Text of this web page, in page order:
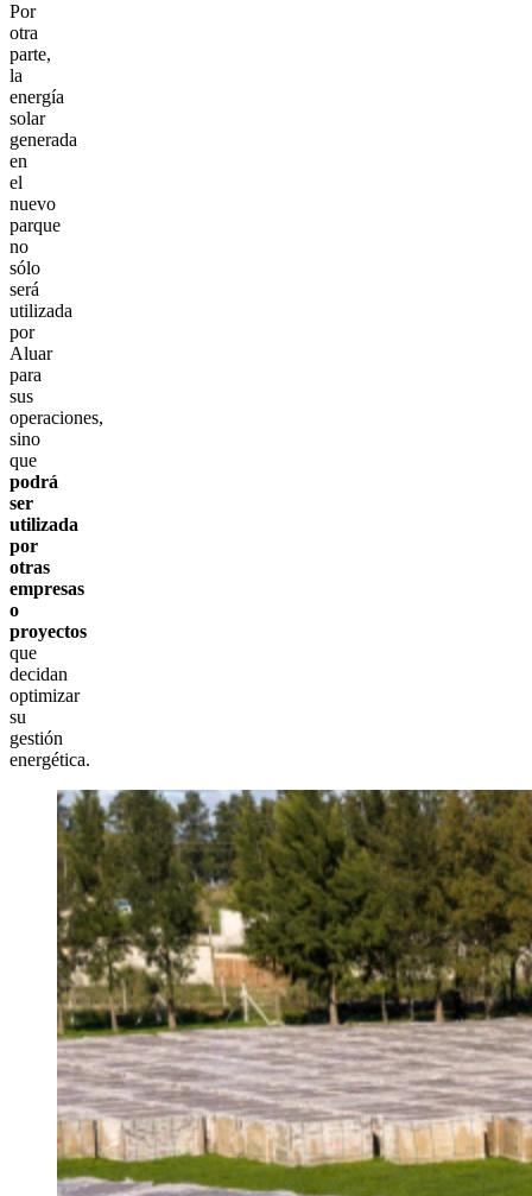
Por
otra
parte,
la
energía
solar
generada
en
el
nuevo
parque
no
sólo
será
utilizada
por
Aluar
para
sus
operaciones,
sino
que
podrá
ser
utilizada
por
otras
empresas
o
proyectos
que
decidan
optimizar
su
gestión
energética.